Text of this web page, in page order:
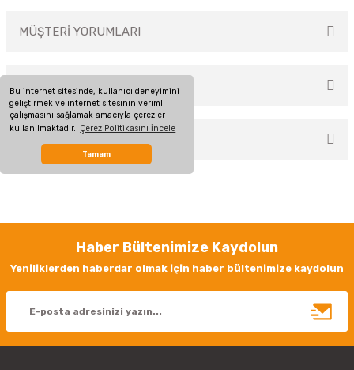
Bu internet sitesinde, kullanıcı deneyimini
geliştirmek ve internet sitesinin verimli
çalışmasını sağlamak amacıyla çerezler
kullanılmaktadır.
Çerez Politikasını İncele
Tamam
MÜŞTERİ YORUMLARI
Bu ürüne ilk yorumu siz yapın!
TAKSİT SEÇENEKLERİ
Bu ürünün fiyat bilgisi, resim, ürün açıklamalarında ve diğer konularda
Görüş ve önerileriniz için teşekkür ederiz.
Ürün resmi kalitesiz, bozuk veya görüntülenemiyor.
Ürün bilgilerinde hatalar bulunuyor.
Haber Bültenimize Kaydolun
Yeniliklerden haberdar olmak için haber bültenimize kaydolun